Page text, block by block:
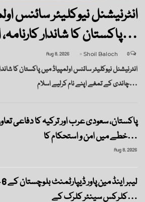
انٹرنیشنل نیوکلیئر سائنس
پاکستان کا شاندار کارنامہ، ایک طلائی اور 2…
Shoil Baloch
Aug 8, 2026
چاندی کے تمغے اپنے نام کرلیے اسلام…
پاکستان، سعودی عرب اور ترکیہ کا دفاعی
خطے میں امن و استحکام کا…
Aug 8, 2026
کلرکس سینئر کلرک کے…